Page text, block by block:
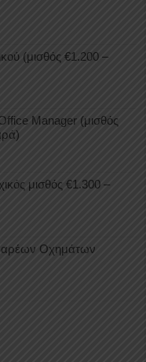
(μισθός €1.200 –
Manager (μισθός
μισθός €1.300 –
Οχημάτων